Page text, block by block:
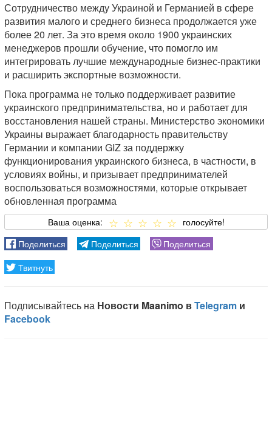
Сотрудничество между Украиной и Германией в сфере
развития малого и среднего бизнеса продолжается уже
более 20 лет. За это время около 1900 украинских
менеджеров прошли обучение, что помогло им
интегрировать лучшие международные бизнес-практики
и расширить экспортные возможности.
Пока программа не только поддерживает развитие
украинского предпринимательства, но и работает для
восстановления нашей страны. Министерство экономики
Украины выражает благодарность правительству
Германии и компании GIZ за поддержку
функционирования украинского бизнеса, в частности, в
условиях войны, и призывает предпринимателей
воспользоваться возможностями, которые открывает
обновленная программа